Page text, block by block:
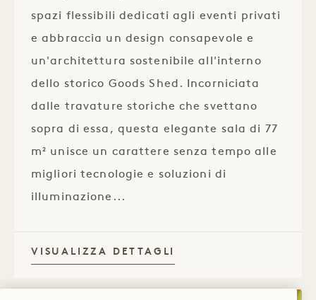
spazi flessibili dedicati agli eventi privati
e abbraccia un design consapevole e
un'architettura sostenibile all'interno
dello storico Goods Shed. Incorniciata
dalle travature storiche che svettano
sopra di essa, questa elegante sala di 77
m² unisce un carattere senza tempo alle
migliori tecnologie e soluzioni di
illuminazione...
VISUALIZZA DETTAGLI